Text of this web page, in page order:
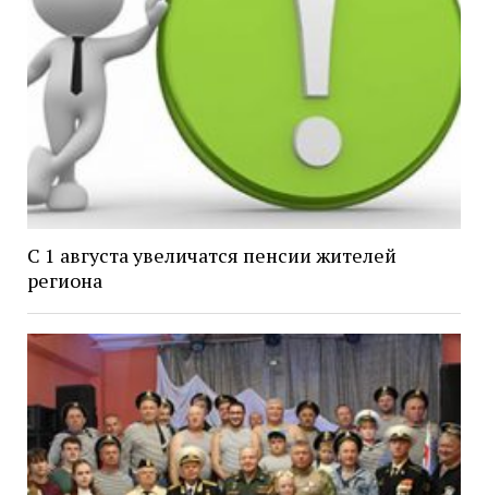
С 1 августа увеличатся пенсии жителей
региона